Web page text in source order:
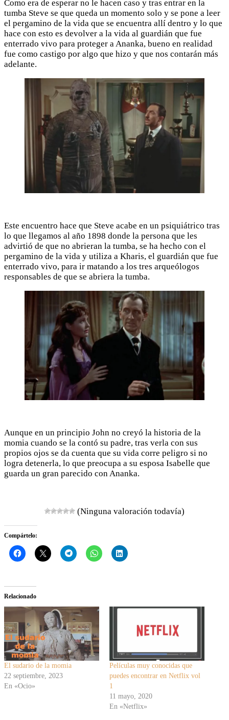
Como era de esperar no le hacen caso y tras entrar en la
tumba Steve se que queda un momento solo y se pone a leer
el pergamino de la vida que se encuentra allí dentro y lo que
hace con esto es devolver a la vida al guardián que fue
enterrado vivo para proteger a Ananka, bueno en realidad
fue como castigo por algo que hizo y que nos contarán más
adelante.
Este encuentro hace que Steve acabe en un psiquiátrico tras
lo que llegamos al año 1898 donde la persona que les
advirtió de que no abrieran la tumba, se ha hecho con el
pergamino de la vida y utiliza a Kharis, el guardián que fue
enterrado vivo, para ir matando a los tres arqueólogos
responsables de que se abriera la tumba.
Aunque en un principio John no creyó la historia de la
momia cuando se la contó su padre, tras verla con sus
propios ojos se da cuenta que su vida corre peligro si no
logra detenerla, lo que preocupa a su esposa Isabelle que
guarda un gran parecido con Ananka.
(Ninguna valoración todavía)
Compártelo:
Relacionado
El sudario de la momia
22 septiembre, 2023
En «Ocio»
Películas muy conocidas que
puedes encontrar en Netflix vol
1
11 mayo, 2020
En «Netflix»